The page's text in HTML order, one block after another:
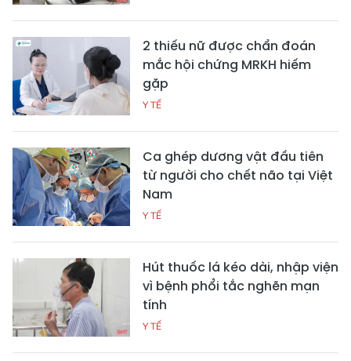
2 thiếu nữ được chẩn đoán
mắc hội chứng MRKH hiếm
gặp
Y TẾ
Ca ghép dương vật đầu tiên
từ người cho chết não tại Việt
Nam
Y TẾ
Hút thuốc lá kéo dài, nhập viện
vì bệnh phổi tắc nghẽn mạn
tính
Y TẾ